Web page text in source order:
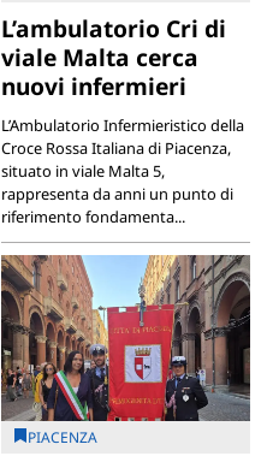
L’ambulatorio Cri di
viale Malta cerca
nuovi infermieri
L’Ambulatorio Infermieristico della
Croce Rossa Italiana di Piacenza,
situato in viale Malta 5,
rappresenta da anni un punto di
riferimento fondamenta...
PIACENZA